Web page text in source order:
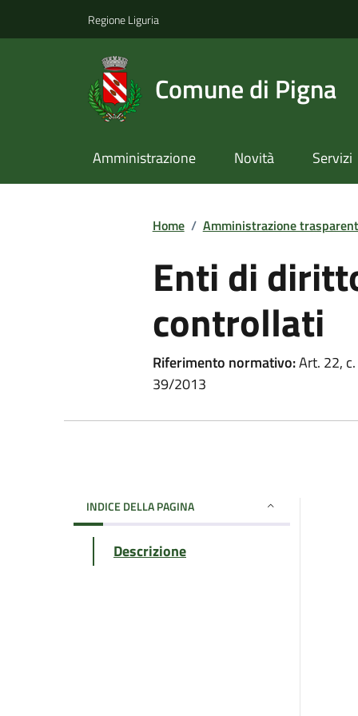
Regione Liguria
Comune di Pigna
Amministrazione Novità Servizi
Home / Amministrazione
Enti di
controllati
Riferimento normativo:Art. 22,
39/2013
INDICE DELLA PAGINA
Descrizione